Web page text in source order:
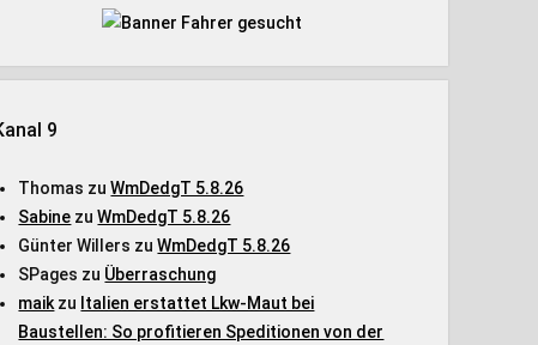
9
Thomas zuWmDedgT 5.8.26
Sabine zuWmDedgT 5.8.26
Günter Willers zuWmDedgT 5.8.26
SPages zu Überraschung
maik zu Italien erstattet Lkw-Maut bei
Baustellen: So profitieren Speditionen von der